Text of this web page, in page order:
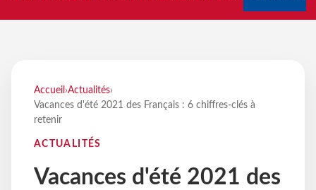
Accueil ›Actualités›
Vacances d'été 2021 des Français : 6 chiffres-clés à
retenir
ACTUALITÉS
Vacances d'été 2021 des